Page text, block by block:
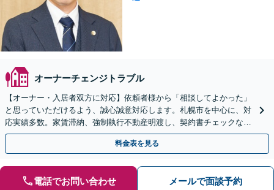
オーナーチェンジトラブル
【オーナー・入居者双方に対応】依頼者様から「相談してよかった」
と思っていただけるよう、誠心誠意対応します。札幌市を中心に、対
応実績多数。家賃滞納、強制執行不動産明渡し、契約書チェックなど
【休日・夜間面談可】
料金表を見る
電話でお問い合わせ メールで面談予約